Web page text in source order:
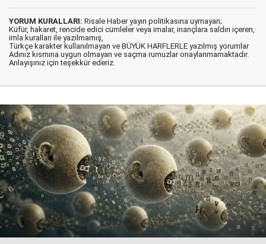
YORUM KURALLARI: Risale Haber yayın politikasına uymayan;
Küfür, hakaret, rencide edici cümleler veya imalar, inançlara saldırı içeren,
imla kuralları ile yazılmamış,
Türkçe karakter kullanılmayan ve BÜYÜK HARFLERLE yazılmış yorumlar
Adınız kısmına uygun olmayan ve saçma rumuzlar onaylanmamaktadır.
Anlayışınız için teşekkür ederiz.